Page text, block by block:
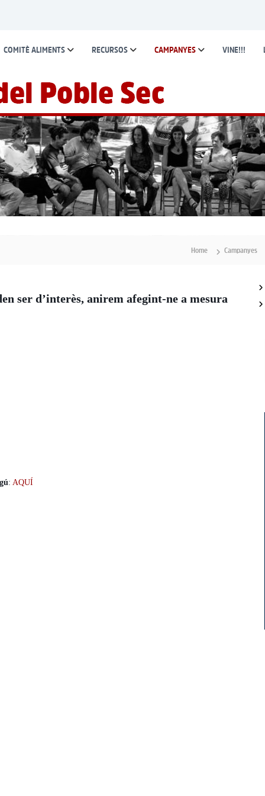
COMITÈ ALIMENTS RECURSOS CAMPANYES VINE!!!
Home Campanyes
ser d’interès, anirem afegint-ne a mesura
: AQUÍ